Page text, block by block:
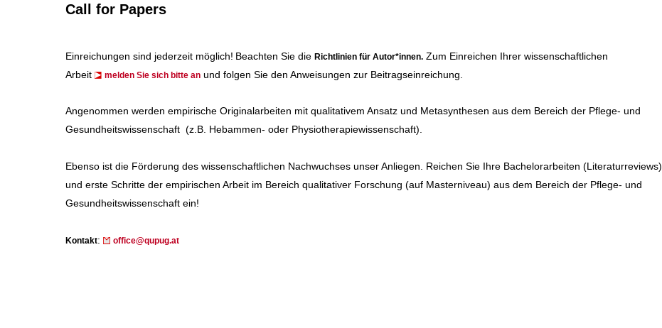
Call for Papers
Einreichungen sind jederzeit möglich! Beachten Sie die Richtlinien für Autor*innen. Zum Einreichen Ihrer wissenschaftlichen
Arbeit
melden Sie sich bitte an und folgen Sie den Anweisungen zur Beitragseinreichung.
Angenommen werden empirische Originalarbeiten mit qualitativem Ansatz und Metasynthesen aus dem Bereich der Pflege- und
Gesundheitswissenschaft (z.B. Hebammen- oder Physiotherapiewissenschaft).
Ebenso ist die Förderung des wissenschaftlichen Nachwuchses unser Anliegen. Reichen Sie Ihre Bachelorarbeiten (Literaturreviews)
und erste Schritte der empirischen Arbeit im Bereich qualitativer Forschung (auf Masterniveau) aus dem Bereich der Pflege- und
Gesundheitswissenschaft ein!
Kontakt: office@qupug.at